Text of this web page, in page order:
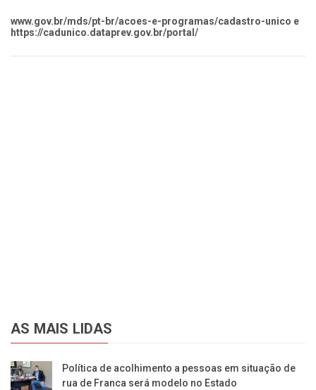
www.gov.br/mds/pt-br/acoes-e-programas/cadastro-unico e
https://cadunico.dataprev.gov.br/portal/
AS MAIS LIDAS
Política de acolhimento a pessoas em situação de
rua de Franca será modelo no Estado